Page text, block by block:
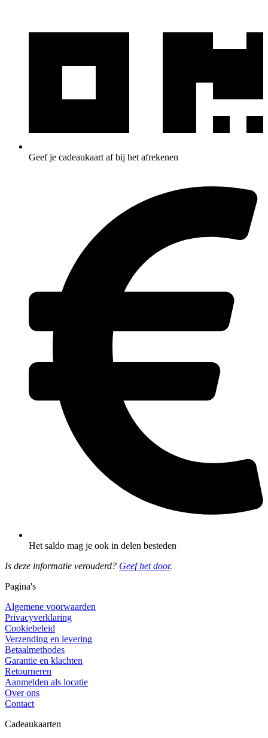
Geef je cadeaukaart af bij het afrekenen
Het saldo mag je ook in delen besteden
Is deze informatie verouderd? Geef het door.
Pagina's
Algemene voorwaarden
Privacyverklaring
Cookiebeleid
Verzending en levering
Betaalmethodes
Garantie en klachten
Retourneren
Aanmelden als locatie
Over ons
Contact
Cadeaukaarten